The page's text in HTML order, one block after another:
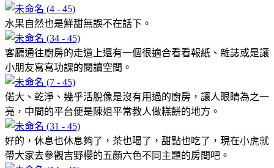
水果自然也是鮮甜無誤不在話下。
客廳通往廚房的走道上還有一個很適合看看報紙、雜誌或是讓
小朋友寫寫功課的閱讀空間。
偌大、乾淨、幾乎活脫像是沒有用過的廚房，讓人眼睛為之一
亮，中間的平台便是陳姐平常教人做糕餅的地方。
好的，休息也休息夠了，茶也喝了，甜點也吃了，現在小虎就
帶大家去參觀吉野櫻的五顏六色不同主題的房間吧。